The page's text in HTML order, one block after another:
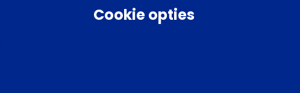
Cookie opties